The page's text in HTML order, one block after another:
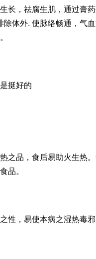
长，祛腐生肌，通过膏
体外. 使脉络畅通，气
挺好的
之品，食后易助火生热
品。
性，易使本病之湿热毒